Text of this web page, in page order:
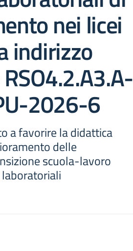
nei licei
indirizzo
2026-6
a favorire la didattica
delle
scuola-lavoro